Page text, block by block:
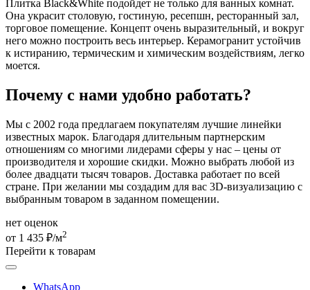
Плитка Black&White подойдет не только для ванных комнат.
Она украсит столовую, гостиную, ресепшн, ресторанный зал,
торговое помещение. Концепт очень выразительный, и вокруг
него можно построить весь интерьер. Керамогранит устойчив
к истиранию, термическим и химическим воздействиям, легко
моется.
Почему с нами удобно работать?
Мы с 2002 года предлагаем покупателям лучшие линейки
известных марок. Благодаря длительным партнерским
отношениям со многими лидерами сферы у нас – цены от
производителя и хорошие скидки. Можно выбрать любой из
более двадцати тысяч товаров. Доставка работает по всей
стране. При желании мы создадим для вас 3D-визуализацию с
выбранным товаром в заданном помещении.
нет оценок
от 1 435 ₽/м2
Перейти к товарам
WhatsApp